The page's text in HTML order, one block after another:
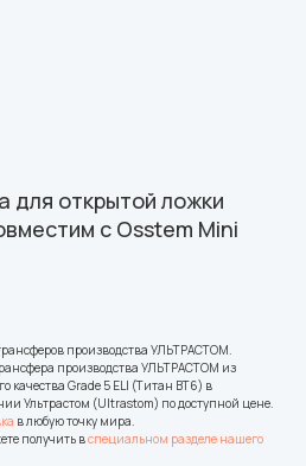
для открытой ложки
с Osstem Mini
производства УЛЬТРАСТОМ.
производства УЛЬТРАСТОМ из
качества Grade 5 ELI (Титан ВТ6) в
Ультрастом (Ultrastom) по доступной цене.
в любую точку мира.
получить вспециальном разделе нашего